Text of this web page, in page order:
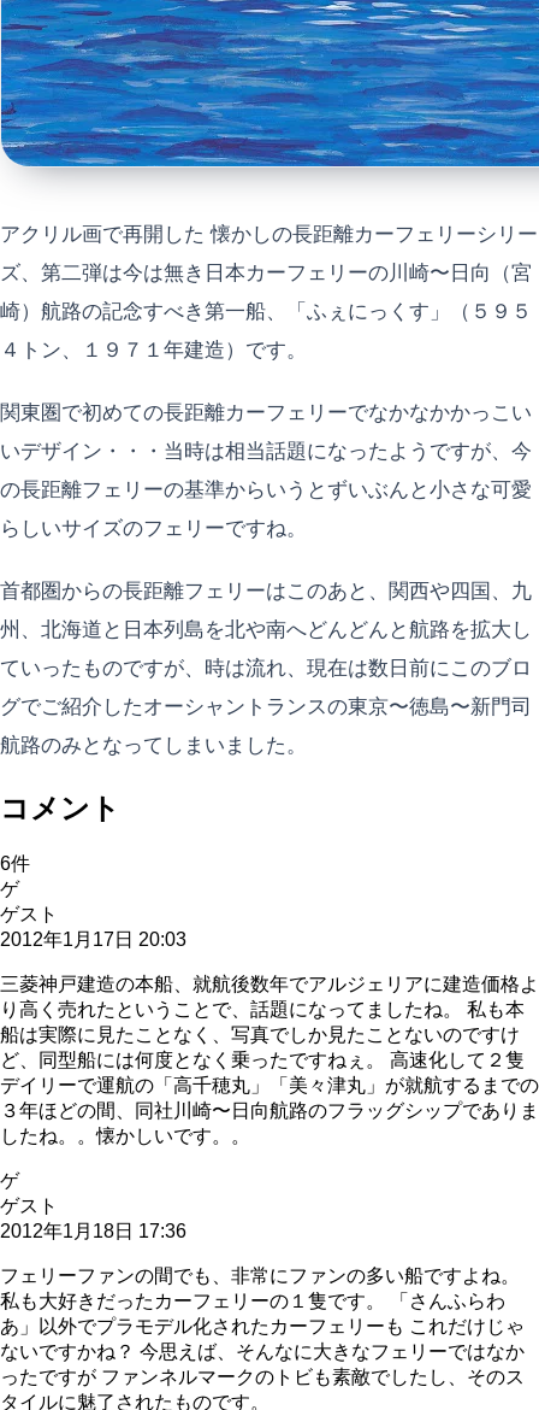
アクリル画で再開した 懐かしの長距離カーフェリーシリー
ズ、第二弾は今は無き日本カーフェリーの川崎〜日向（宮
崎）航路の記念すべき第一船、「ふぇにっくす」（５９５
４トン、１９７１年建造）です。
関東圏で初めての長距離カーフェリーでなかなかかっこい
いデザイン・・・当時は相当話題になったようですが、今
の長距離フェリーの基準からいうとずいぶんと小さな可愛
らしいサイズのフェリーですね。
首都圏からの長距離フェリーはこのあと、関西や四国、九
州、北海道と日本列島を北や南へどんどんと航路を拡大し
ていったものですが、時は流れ、現在は数日前にこのブロ
グでご紹介したオーシャントランスの東京〜徳島〜新門司
航路のみとなってしまいました。
コメント
6件
ゲ
ゲスト
2012年1月17日 20:03
三菱神戸建造の本船、就航後数年でアルジェリアに建造価格よ
り高く売れたということで、話題になってましたね。 私も本
船は実際に見たことなく、写真でしか見たことないのですけ
ど、同型船には何度となく乗ったですねぇ。 高速化して２隻
デイリーで運航の「高千穂丸」「美々津丸」が就航するまでの
３年ほどの間、同社川崎〜日向航路のフラッグシップでありま
したね。。懐かしいです。。
ゲ
ゲスト
2012年1月18日 17:36
フェリーファンの間でも、非常にファンの多い船ですよね。
私も大好きだったカーフェリーの１隻です。 「さんふらわ
あ」以外でプラモデル化されたカーフェリーも これだけじゃ
ないですかね？ 今思えば、そんなに大きなフェリーではなか
ったですが ファンネルマークのトビも素敵でしたし、そのス
タイルに魅了されたものです。